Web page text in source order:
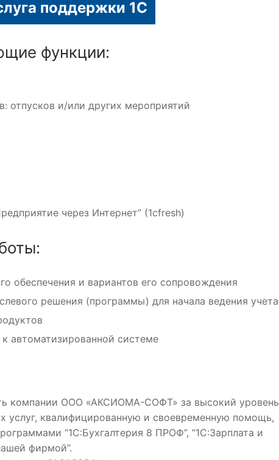
поддержки 1С
функции:
отпусков и/или других мероприятий
через Интернет” (1cfresh)
обеспечения и вариантов его сопровождения
решения (программы) для начала ведения учета
автоматизированной системе
компании ООО «АКСИОМА-СОФТ» за высокий уровень
услуг, квалифицированную и своевременную помощь,
“1С:Бухгалтерия 8 ПРОФ”, “1С:Зарплата и
фирмой”.